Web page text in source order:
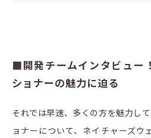
■開発チームインタビュー
ショナーの魅力に迫る
それでは早速、多くの方を魅力し
ョナーについて、ネイチャーズウ